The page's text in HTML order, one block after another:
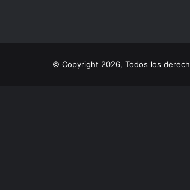
© Copyright 2026, Todos los